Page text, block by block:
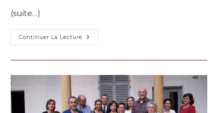
(suite…)
Continuer La Lecture Vie
De
Janine